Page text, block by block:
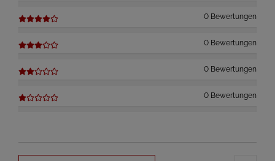
0 Bewertungen
0 Bewertungen
0 Bewertungen
0 Bewertungen